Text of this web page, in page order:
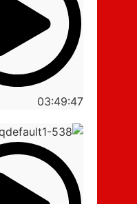
03:49:47